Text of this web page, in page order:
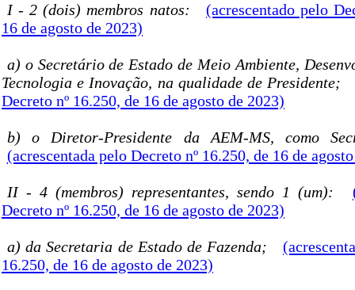
I - 2 (dois) membros natos:
(acrescentado pelo
16 de agosto de 2023)
a) o Secretário de Estado de Meio Ambiente,
Tecnologia e Inovação, na qualidade de Presidente;
Decreto nº 16.250, de 16 de agosto de 2023)
b) o Diretor-Presidente da AEM-MS, como
(acrescentada pelo Decreto nº 16.250, de 16 de
II - 4 (membros) representantes, sendo 1 (um):
Decreto nº 16.250, de 16 de agosto de 2023)
a) da Secretaria de Estado de Fazenda;
16.250, de 16 de agosto de 2023)